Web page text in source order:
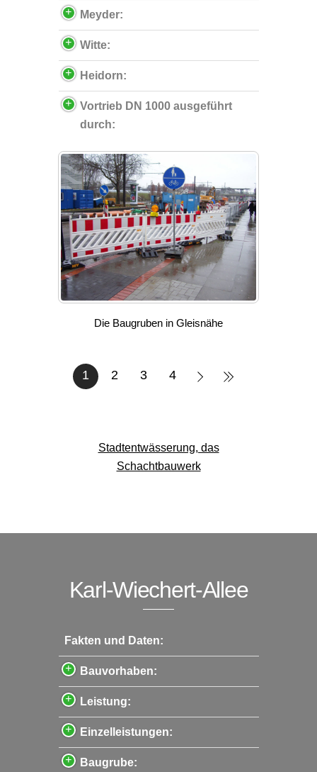
Meyder:
Witte:
Heidorn:
Vortrieb DN 1000 ausgeführt
durch:
Die Baugruben in Gleisnähe
1 2 3 4
Stadtentwässerung, das
Schachtbauwerk
Karl-Wiechert-Allee
Fakten und Daten:
Bauvorhaben:
Leistung:
Einzelleistungen:
Baugrube: